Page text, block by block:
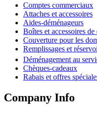
Comptes commerciaux
Attaches et accessoires
Aides-déménageurs
Boîtes et accessoires
Couverture pour les
Remplissages et
Déménagement au
Chèques-cadeaux
Rabais et offres
Company Info